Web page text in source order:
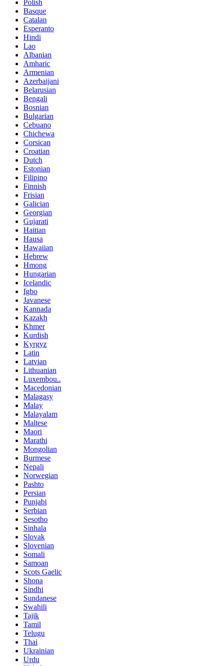
Polish
Basque
Catalan
Esperanto
Hindi
Lao
Albanian
Amharic
Armenian
Azerbaijani
Belarusian
Bengali
Bosnian
Bulgarian
Cebuano
Chichewa
Corsican
Croatian
Dutch
Estonian
Filipino
Finnish
Frisian
Galician
Georgian
Gujarati
Haitian
Hausa
Hawaiian
Hebrew
Hmong
Hungarian
Icelandic
Igbo
Javanese
Kannada
Kazakh
Khmer
Kurdish
Kyrgyz
Latin
Latvian
Lithuanian
Luxembou..
Macedonian
Malagasy
Malay
Malayalam
Maltese
Maori
Marathi
Mongolian
Burmese
Nepali
Norwegian
Pashto
Persian
Punjabi
Serbian
Sesotho
Sinhala
Slovak
Slovenian
Somali
Samoan
Scots Gaelic
Shona
Sindhi
Sundanese
Swahili
Tajik
Tamil
Telugu
Thai
Ukrainian
Urdu